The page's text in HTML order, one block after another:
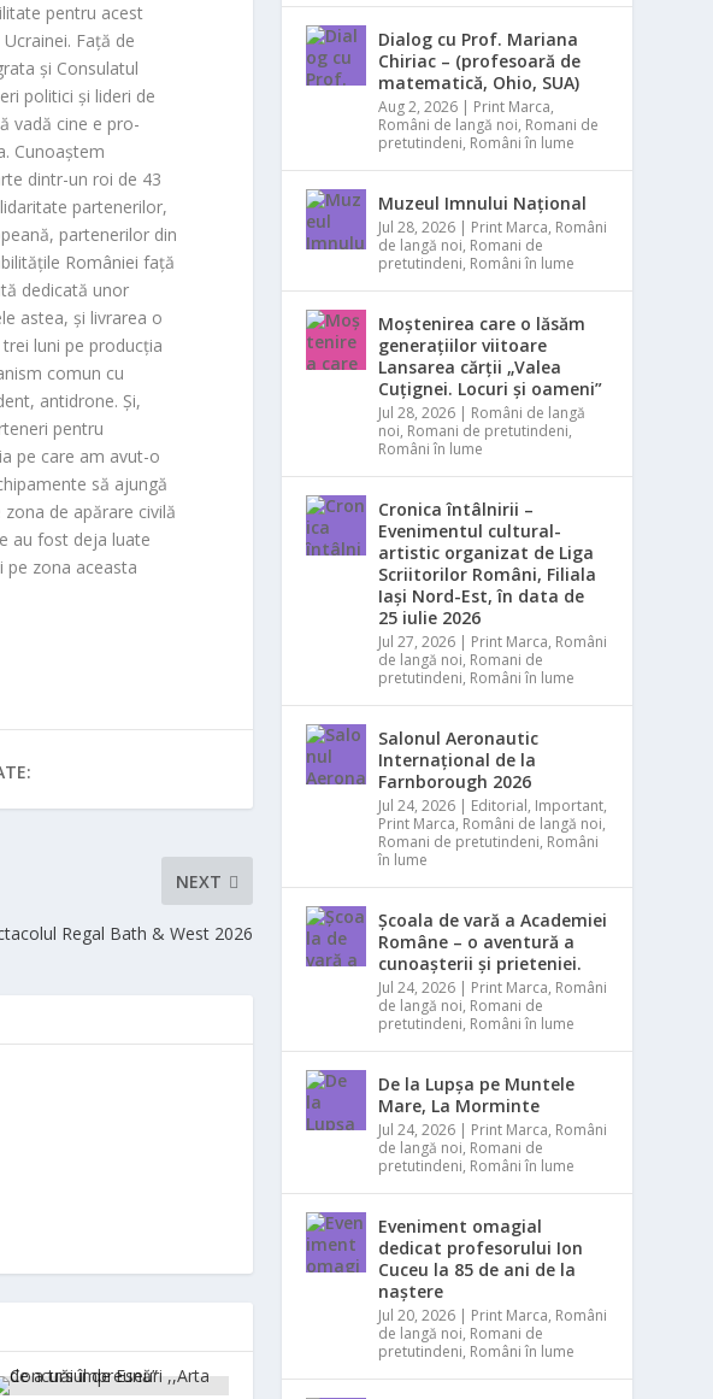
pentru acest
Față de
și Consulatul
politici și lideri de
vadă cine e pro-
Cunoaștem
dintr-un roi de 43
partenerilor,
partenerilor din
României față
dedicată unor
astea, și livrarea o
luni pe producția
comun cu
antidrone. Și,
pentru
pe care am avut-o
să ajungă
de apărare civilă
au fost deja luate
zona aceasta
NEXT
Regal Bath & West 2026
Dialog cu Prof. Mariana
Chiriac – (profesoară de
matematică, Ohio, SUA)
Aug 2, 2026 | Print Marca,
Români de langă noi, Romani de
pretutindeni, Români în lume
Muzeul Imnului Național
Jul 28, 2026 | Print Marca, Români
de langă noi, Romani de
pretutindeni, Români în lume
Moștenirea care o lăsăm
generațiilor viitoare
Lansarea cărții „Valea
Cuțignei. Locuri și oameni”
Jul 28, 2026 | Români de langă
noi, Romani de pretutindeni,
Români în lume
Cronica întâlnirii –
Evenimentul cultural-
artistic organizat de Liga
Scriitorilor Români, Filiala
Iași Nord-Est, în data de
25 iulie 2026
Jul 27, 2026 | Print Marca, Români
de langă noi, Romani de
pretutindeni, Români în lume
Salonul Aeronautic
Internațional de la
Farnborough 2026
Jul 24, 2026 | Editorial, Important,
Print Marca, Români de langă noi,
Romani de pretutindeni, Români
în lume
Școala de vară a Academiei
Române – o aventură a
cunoașterii și prieteniei.
Jul 24, 2026 | Print Marca, Români
de langă noi, Romani de
pretutindeni, Români în lume
De la Lupșa pe Muntele
Mare, La Morminte
Jul 24, 2026 | Print Marca, Români
de langă noi, Romani de
pretutindeni, Români în lume
Eveniment omagial
dedicat profesorului Ion
Cuceu la 85 de ani de la
naștere
Jul 20, 2026 | Print Marca, Români
de langă noi, Romani de
pretutindeni, Români în lume